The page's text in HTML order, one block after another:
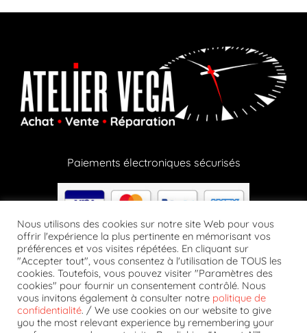
Paiements électroniques sécurisés
Paiements en crypto via notre partenaire Lizy
Nous utilisons des cookies sur notre site Web pour vous
offrir l'expérience la plus pertinente en mémorisant vos
préférences et vos visites répétées. En cliquant sur
"Accepter tout", vous consentez à l'utilisation de TOUS les
cookies. Toutefois, vous pouvez visiter "Paramètres des
cookies" pour fournir un consentement contrôlé. Nous
vous invitons également à consulter notre politique de
confidentialité. / We use cookies on our website to give
you the most relevant experience by remembering your